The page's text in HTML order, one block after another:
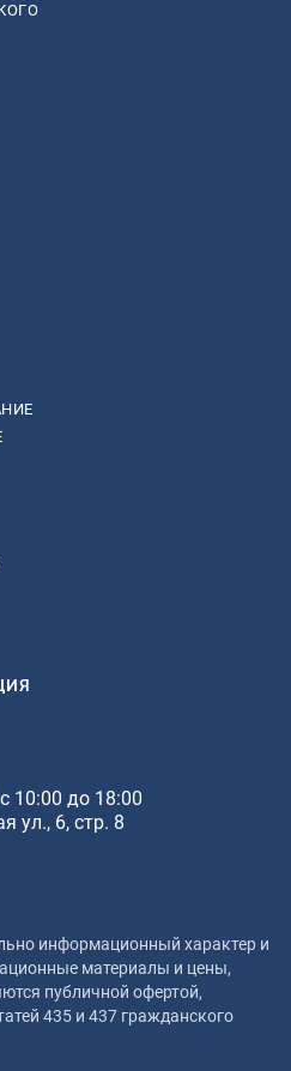
10:00 до 18:00
ул., 6, стр. 8
информационный характер и
материалы и цены,
публичной офертой,
435 и 437 гражданского